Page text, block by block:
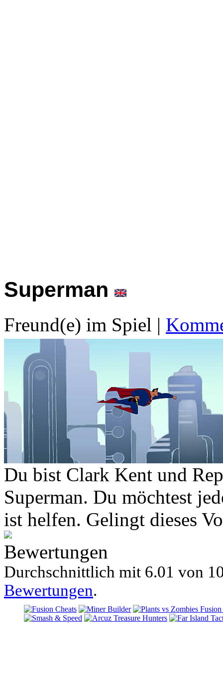
Superman
Freund(e) im Spiel |
Du bist Clark Kent und
Superman. Du möchtest
ist helfen. Gelingt dieses
Bewertungen
Durchschnittlich mit 6.01 von
Bewertungen.